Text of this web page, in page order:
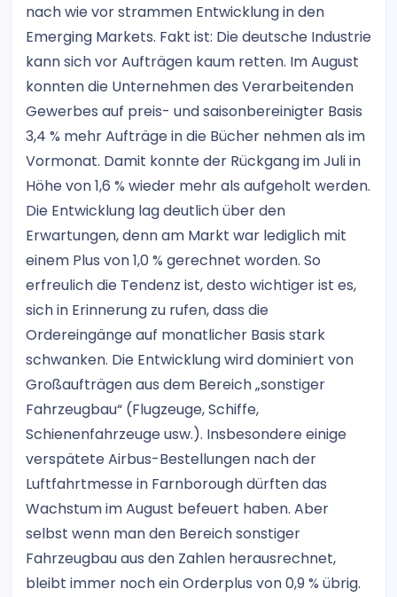
nach wie vor strammen Entwicklung in den
Emerging Markets. Fakt ist: Die deutsche Industrie
kann sich vor Aufträgen kaum retten. Im August
konnten die Unternehmen des Verarbeitenden
Gewerbes auf preis- und saisonbereinigter Basis
3,4 % mehr Aufträge in die Bücher nehmen als im
Vormonat. Damit konnte der Rückgang im Juli in
Höhe von 1,6 % wieder mehr als aufgeholt werden.
Die Entwicklung lag deutlich über den
Erwartungen, denn am Markt war lediglich mit
einem Plus von 1,0 % gerechnet worden. So
erfreulich die Tendenz ist, desto wichtiger ist es,
sich in Erinnerung zu rufen, dass die
Ordereingänge auf monatlicher Basis stark
schwanken. Die Entwicklung wird dominiert von
Großaufträgen aus dem Bereich „sonstiger
Fahrzeugbau“ (Flugzeuge, Schiffe,
Schienenfahrzeuge usw.). Insbesondere einige
verspätete Airbus-Bestellungen nach der
Luftfahrtmesse in Farnborough dürften das
Wachstum im August befeuert haben. Aber
selbst wenn man den Bereich sonstiger
Fahrzeugbau aus den Zahlen herausrechnet,
bleibt immer noch ein Orderplus von 0,9 % übrig.